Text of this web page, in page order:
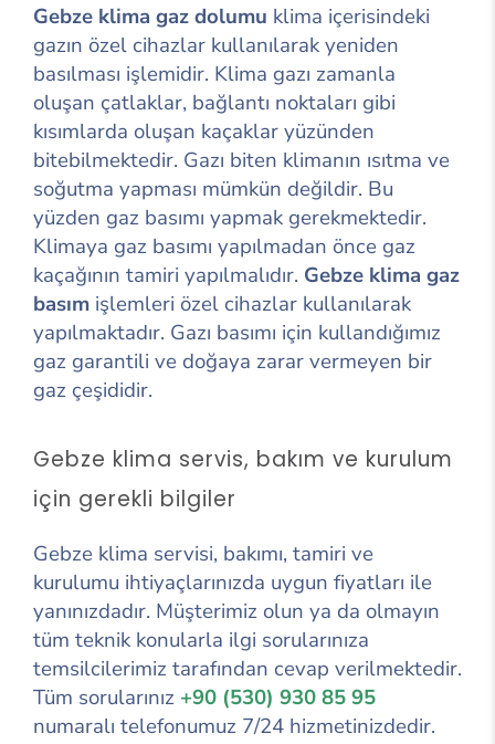
Gebze klima gaz dolumu klima içerisindeki
gazın özel cihazlar kullanılarak yeniden
basılması işlemidir. Klima gazı zamanla
oluşan çatlaklar, bağlantı noktaları gibi
kısımlarda oluşan kaçaklar yüzünden
bitebilmektedir. Gazı biten klimanın ısıtma ve
soğutma yapması mümkün değildir. Bu
yüzden gaz basımı yapmak gerekmektedir.
Klimaya gaz basımı yapılmadan önce gaz
kaçağının tamiri yapılmalıdır. Gebze klima gaz
basım işlemleri özel cihazlar kullanılarak
yapılmaktadır. Gazı basımı için kullandığımız
gaz garantili ve doğaya zarar vermeyen bir
gaz çeşididir.
Gebze klima servis, bakım ve kurulum
için gerekli bilgiler
Gebze klima servisi, bakımı, tamiri ve
kurulumu ihtiyaçlarınızda uygun fiyatları ile
yanınızdadır. Müşterimiz olun ya da olmayın
tüm teknik konularla ilgi sorularınıza
temsilcilerimiz tarafından cevap verilmektedir.
Tüm sorularınız +90 (530) 930 85 95
numaralı telefonumuz 7/24 hizmetinizdedir.